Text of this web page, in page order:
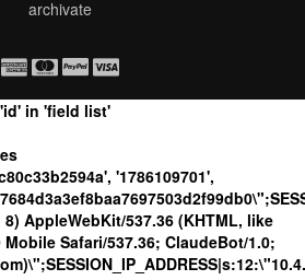
archivate
in 'field list'
'1786109701',
AppleWebKit/537.36 (KHTML, like
Safari/537.36; ClaudeBot/1.0;